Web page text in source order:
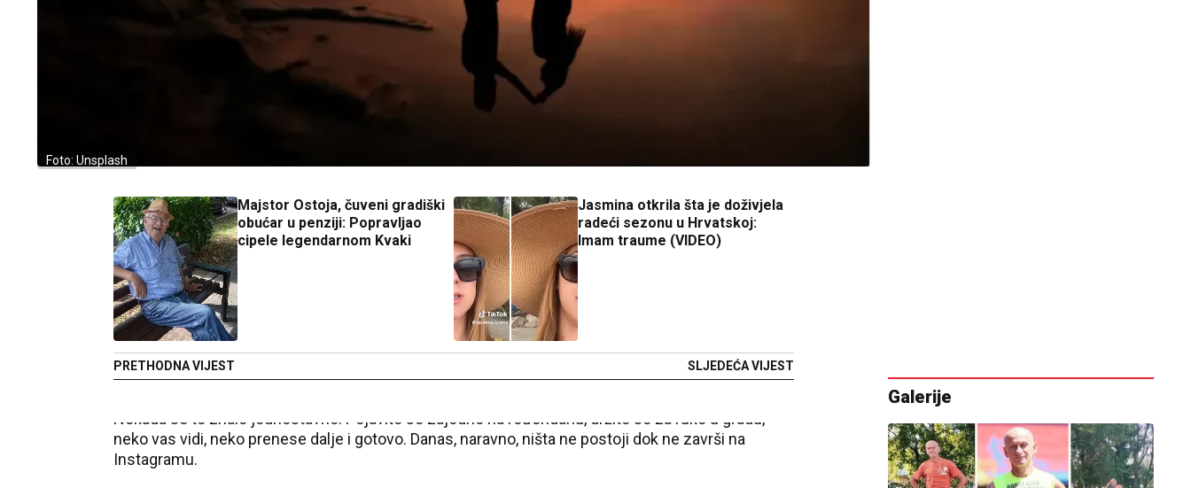
Foto: Unsplash
Majstor Ostoja, čuveni gradiški
obućar u penziji: Popravljao
cipele legendarnom Kvaki
PRETHODNA VIJEST
Jasmina otkrila šta je doživjela
radeći sezonu u Hrvatskoj:
Imam traume (VIDEO)
SLJEDEĆA VIJEST
Nekada se to znalo jednostavno. Pojavite se zajedno na rođendanu, držite se za ruke u gradu,
neko vas vidi, neko prenese dalje i gotovo. Danas, naravno, ništa ne postoji dok ne završi na
Instagramu.
Galerije